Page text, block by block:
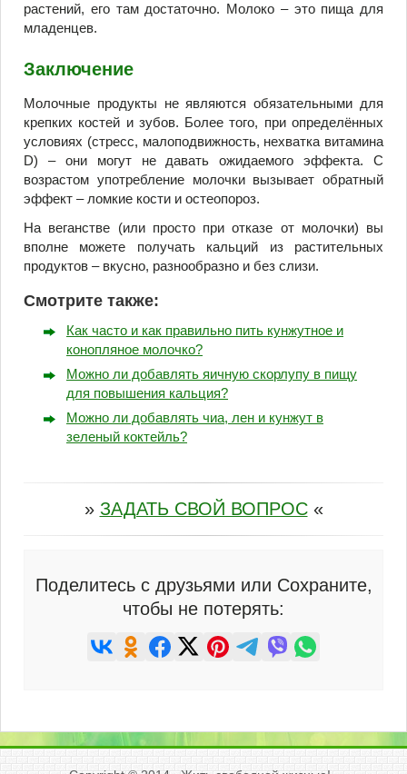
растений, его там достаточно. Молоко – это пища для
младенцев.
Заключение
Молочные продукты не являются обязательными для
крепких костей и зубов. Более того, при определённых
условиях (стресс, малоподвижность, нехватка витамина
D) – они могут не давать ожидаемого эффекта. С
возрастом употребление молочки вызывает обратный
эффект – ломкие кости и остеопороз.
На веганстве (или просто при отказе от молочки) вы
вполне можете получать кальций из растительных
продуктов – вкусно, разнообразно и без слизи.
Смотрите также:
Как часто и как правильно пить кунжутное и
конопляное молочко?
Можно ли добавлять яичную скорлупу в пищу
для повышения кальция?
Можно ли добавлять чиа, лен и кунжут в
зеленый коктейль?
» ЗАДАТЬ СВОЙ ВОПРОС«
Поделитесь с друзьями или Сохраните,
чтобы не потерять: